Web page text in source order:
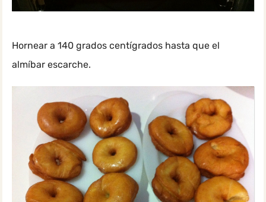
Hornear a 140 grados centígrados hasta que el
almíbar escarche.